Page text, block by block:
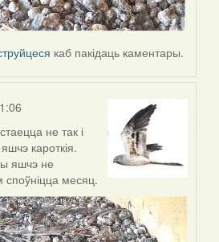
каб пакідаць каментары.
не так і
кароткія.
яшчэ не
споўніцца месяц.